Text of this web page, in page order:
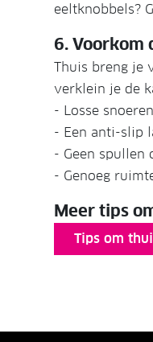
eeltknobbels?
6. Voorkom
Thuis breng je
verklein je de
- Losse
- Een anti-slip
- Geen spullen
- Genoeg
Meer tips
Tips om